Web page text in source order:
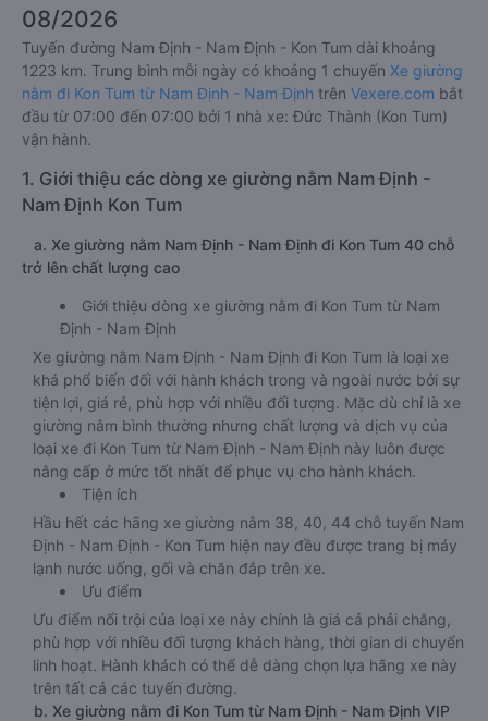
08/2026
Tuyến đường Nam Định - Nam Định - Kon Tum dài khoảng
1223 km. Trung bình mỗi ngày có khoảng 1 chuyến Xe giường
nằm đi Kon Tum từ Nam Định - Nam Định trên Vexere.com bắt
đầu từ 07:00 đến 07:00 bởi 1 nhà xe: Đức Thành (Kon Tum)
vận hành.
1. Giới thiệu các dòng xe giường nằm Nam Định -
Nam Định Kon Tum
a. Xe giường nằm Nam Định - Nam Định đi Kon Tum 40 chỗ
trở lên chất lượng cao
Giới thiệu dòng xe giường nằm đi Kon Tum từ Nam
Định - Nam Định
Xe giường nằm Nam Định - Nam Định đi Kon Tum là loại xe
khá phổ biến đối với hành khách trong và ngoài nước bởi sự
tiện lợi, giá rẻ, phù hợp với nhiều đối tượng. Mặc dù chỉ là xe
giường nằm bình thường nhưng chất lượng và dịch vụ của
loại xe đi Kon Tum từ Nam Định - Nam Định này luôn được
nâng cấp ở mức tốt nhất để phục vụ cho hành khách.
Tiện ích
Hầu hết các hãng xe giường nằm 38, 40, 44 chỗ tuyến Nam
Định - Nam Định - Kon Tum hiện nay đều được trang bị máy
lạnh nước uống, gối và chăn đắp trên xe.
Ưu điểm
Ưu điểm nổi trội của loại xe này chính là giá cả phải chăng,
phù hợp với nhiều đối tượng khách hàng, thời gian di chuyển
linh hoạt. Hành khách có thể dễ dàng chọn lựa hãng xe này
trên tất cả các tuyến đường.
b. Xe giường nằm đi Kon Tum từ Nam Định - Nam Định VIP